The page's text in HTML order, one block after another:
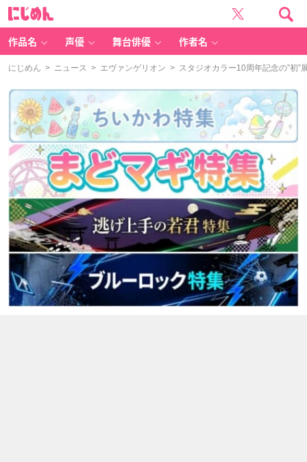
作品名 声優 舞台俳優 作者名
にじめん > ニュース > エヴァンゲリオン > スタジオカラー10周年記念の”初”